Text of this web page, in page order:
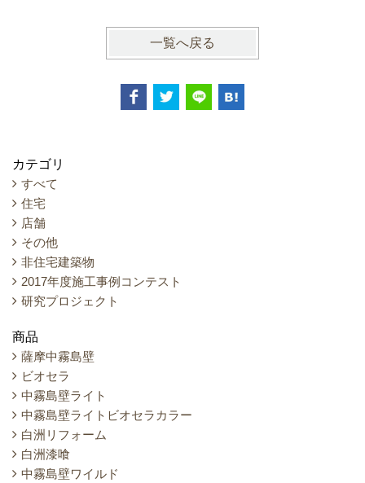
一覧へ戻る
カテゴリ
すべて
住宅
店舗
その他
非住宅建築物
2017年度施工事例コンテスト
研究プロジェクト
商品
薩摩中霧島壁
ビオセラ
中霧島壁ライト
中霧島壁ライトビオセラカラー
白洲リフォーム
白洲漆喰
中霧島壁ワイルド